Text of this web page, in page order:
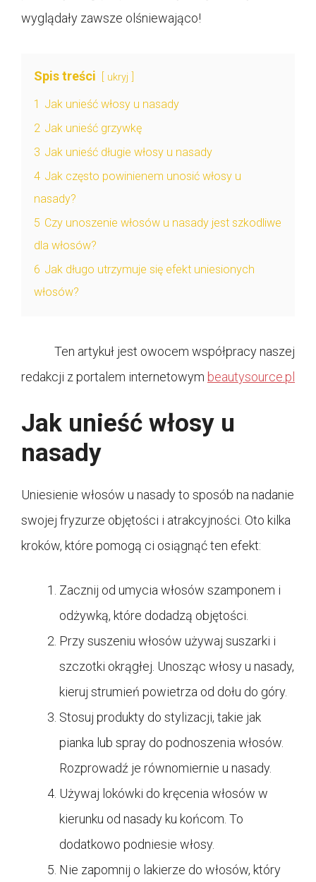
wyglądały zawsze olśniewająco!
Spis treści ukryj
1 Jak unieść włosy u nasady
2 Jak unieść grzywkę
3 Jak unieść długie włosy u nasady
4 Jak często powinienem unosić włosy u
nasady?
5 Czy unoszenie włosów u nasady jest szkodliwe
dla włosów?
6 Jak długo utrzymuje się efekt uniesionych
włosów?
Ten artykuł jest owocem współpracy naszej
redakcji z portalem internetowym beautysource.pl
Jak unieść włosy u
nasady
Uniesienie włosów u nasady to sposób na nadanie
swojej fryzurze objętości i atrakcyjności. Oto kilka
kroków, które pomogą ci osiągnąć ten efekt:
Zacznij od umycia włosów szamponem i
odżywką, które dodadzą objętości.
Przy suszeniu włosów używaj suszarki i
szczotki okrągłej. Unosząc włosy u nasady,
kieruj strumień powietrza od dołu do góry.
Stosuj produkty do stylizacji, takie jak
pianka lub spray do podnoszenia włosów.
Rozprowadź je równomiernie u nasady.
Używaj lokówki do kręcenia włosów w
kierunku od nasady ku końcom. To
dodatkowo podniesie włosy.
Nie zapomnij o lakierze do włosów, który